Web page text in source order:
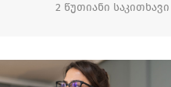
2 წუთიანი საკითხავი